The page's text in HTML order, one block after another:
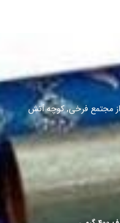
از مجتمع فرخی, کوچه آتش